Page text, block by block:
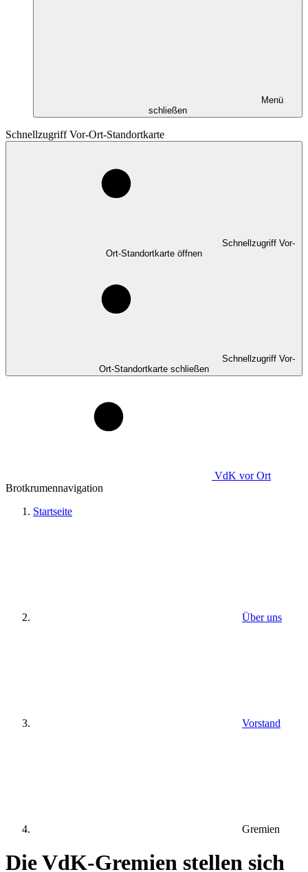
Menü
schließen
Schnellzugriff Vor-Ort-Standortkarte
Schnellzugriff Vor-
Ort-Standortkarte öffnen
Schnellzugriff Vor-
Ort-Standortkarte schließen
VdK vor Ort
Brotkrumennavigation
Startseite
Über uns
Vorstand
Gremien
Die VdK-Gremien stellen sich